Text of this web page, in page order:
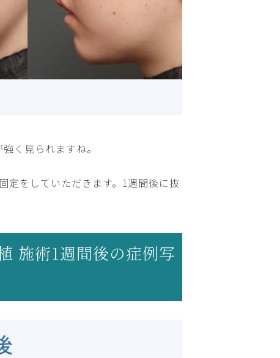
く見られますね。
定をしていただきます。1週間後に抜
施術1週間後の症例写